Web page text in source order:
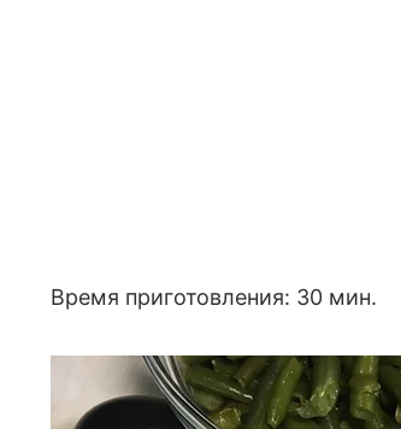
Время приготовления: 30 мин.